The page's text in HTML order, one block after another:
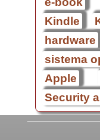
Kindle
hardware
sistema
Apple
Security